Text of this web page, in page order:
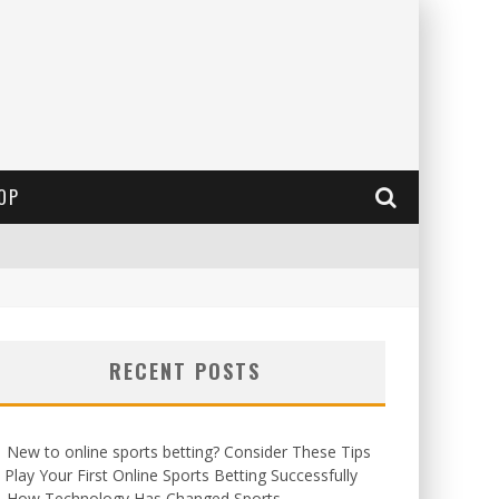
RECENT POSTS
New to online sports betting? Consider These Tips
Your First Online Sports Betting Successfully